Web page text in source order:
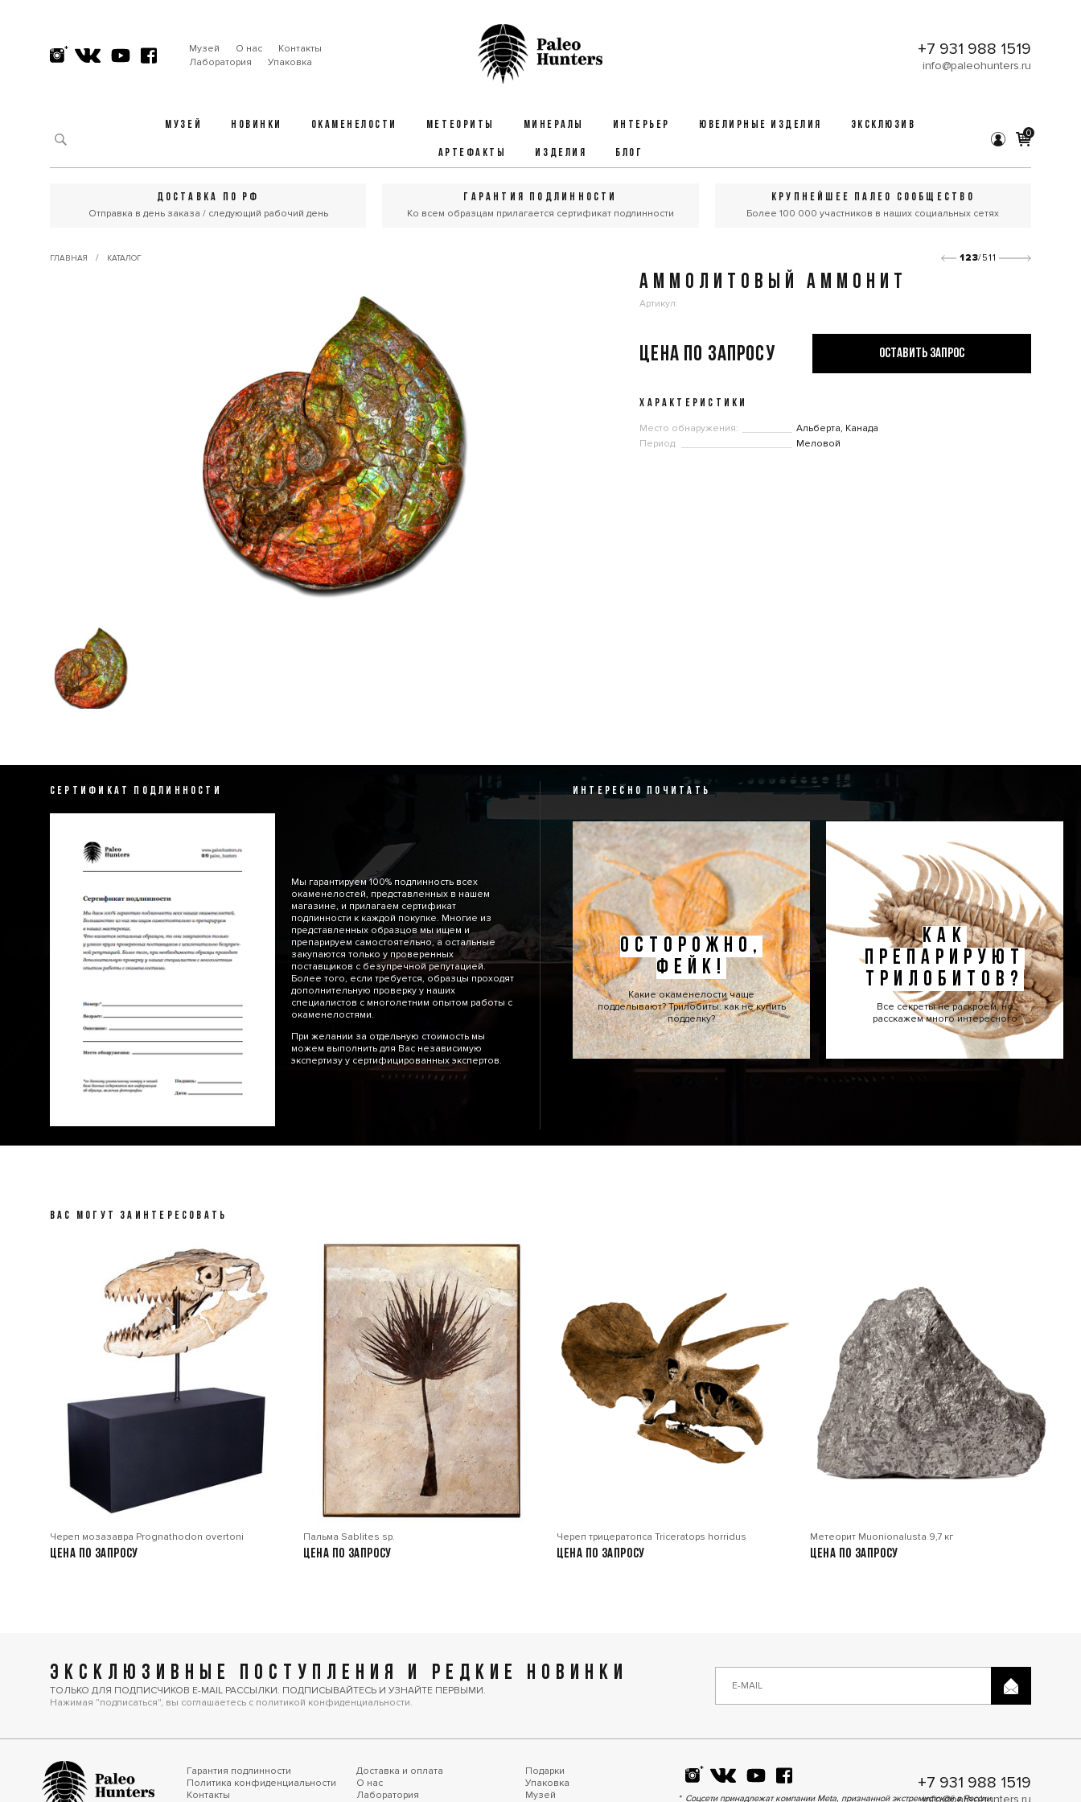
Музей О нас
Контакты
Лаборатория
Упаковка
+7 931 988 1519
info@paleohunters.ru
МУЗЕЙ НОВИНКИ ОКАМЕНЕЛОСТИ МЕТЕОРИТЫ МИНЕРАЛЫ ИНТЕРЬЕР ЮВЕЛИРНЫЕ ИЗДЕЛИЯ ЭКСКЛЮЗИВ
АРТЕФАКТЫ ИЗДЕЛИЯ БЛОГ
0
ДОСТАВКА ПО РФ
Отправка в день заказа / следующий рабочий день
ГАРАНТИЯ ПОДЛИННОСТИ
Ко всем образцам прилагается сертификат подлинности
КРУПНЕЙШЕЕ ПАЛЕО СООБЩЕСТВО
Более 100 000 участников в наших социальных сетях
ГЛАВНАЯ / КАТАЛОГ 123/511
АММОЛИТОВЫЙ АММОНИТ
Артикул:
Цена по запросу ОСТАВИТЬ ЗАПРОС
ХАРАКТЕРИСТИКИ
Место обнаружения:
Альберта, Канада
Период:
Меловой
СЕРТИФИКАТ ПОДЛИННОСТИ
Мы гарантируем 100% подлинность всех
окаменелостей, представленных в нашем
магазине, и прилагаем сертификат
подлинности к каждой покупке. Многие из
представленных образцов мы ищем и
препарируем самостоятельно, а остальные
закупаются только у проверенных
поставщиков с безупречной репутацией.
Более того, если требуется, образцы проходят
дополнительную проверку у наших
специалистов с многолетним опытом работы с
окаменелостями.
При желании за отдельную стоимость мы
можем выполнить для Вас независимую
экспертизу у сертифицированных экспертов.
ИНТЕРЕСНО ПОЧИТАТЬ
ОСТОРОЖНО,
ФЕЙК!
Какие окаменелости чаще
подделывают? Трилобиты: как не купить
подделку?
КАК
ПРЕПАРИРУЮТ
ТРИЛОБИТОВ?
Все секреты не раскроем, но
расскажем много интересного
ВАС МОГУТ ЗАИНТЕРЕСОВАТЬ
Череп мозазавра Prognathodon overtoni
Цена по запросу
Пальма Sablites sp.
Цена по запросу
Череп трицератопса Triceratops horridus
Цена по запросу
Метеорит Muonionalusta 9,7 кг
Цена по запросу
ЭКСКЛЮЗИВНЫЕ ПОСТУПЛЕНИЯ И РЕДКИЕ НОВИНКИ
ТОЛЬКО ДЛЯ ПОДПИСЧИКОВ E-MAIL РАССЫЛКИ. ПОДПИСЫВАЙТЕСЬ И УЗНАЙТЕ ПЕРВЫМИ.
Нажимая "подписаться", вы соглашаетесь с политикой конфиденциальности.
Гарантия подлинности
Политика конфиденциальности
Контакты
Доставка и оплата
О нас
Лаборатория
Подарки
Упаковка
Музей
Соцсети принадлежат компании Meta, признанной экстремистской в России.
+7 931 988 1519
info@paleohunters.ru